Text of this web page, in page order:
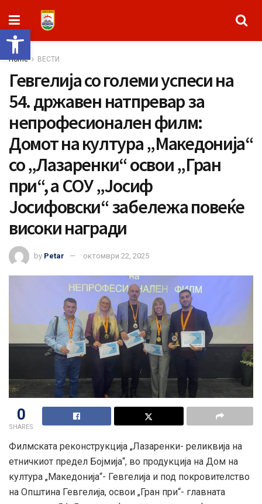
Open toolbar
Home ВЕСТИ
Гевгелија со големи успеси на
54. државен натпревар за
непрофесионален филм:
Домот на култура „Македонија“
со „Лазаренки“ освои „Гран
при“, а СОУ „Јосиф
Јосифовски“ забележа повеќе
високи награди
by Petar октомври 22, 2025
0
SHARES
Филмската реконструкција „Лазаренки- реликвија на
етничкиот предел Бојмија“, во продукција на Дом на
култура „Македонија“- Гевгелија и под покровителство
на Општина Гевгелија, освои „Гран при“- главната